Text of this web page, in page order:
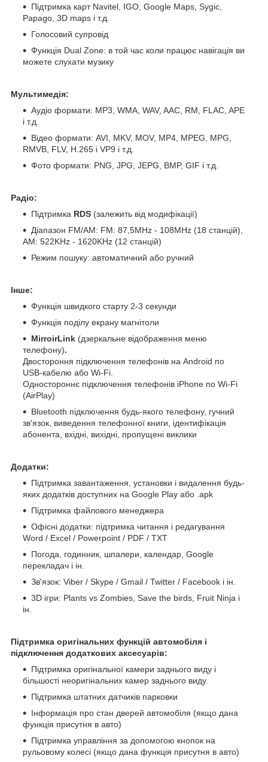
Підтримка карт Navitel, IGO, Google Maps, Sygic,
Papago, 3D maps і т.д.
Голосовий супровід
Функція Dual Zone: в той час коли працює навігація ви
можете слухати музику
Мультимедія:
Аудіо формати: MP3, WMA, WAV, AAC, RM, FLAC, APE
і т.д.
Відео формати: AVI, MKV, MOV, MP4, MPEG, MPG,
RMVB, FLV, H.265 і VP9 і т.д.
Фото формати: PNG, JPG, JEPG, BMP, GIF і т.д.
Радіо:
Підтримка RDS (залежить від модифікації)
Діапазон FM/AM: FM: 87,5MHz - 108MHz (18 станцій),
АМ: 522KHz - 1620KHz (12 станцій)
Режим пошуку: автоматичний або ручний
Інше:
Функція швидкого старту 2-3 секунди
Функція поділу екрану магнітоли
MirroirLink (дзеркальне відображення меню
телефону).
Двостороння підключення телефонів на Android по
USB-кабелю або Wi-Fi.
Одностороннє підключення телефонів iPhone по Wi-Fi
(AirPlay)
Bluetooth підключення будь-якого телефону, гучний
зв'язок, виведення телефонної книги, ідентифікація
абонента, вхідні, вихідні, пропущені виклики
Додатки:
Підтримка завантаження, установки і видалення будь-
яких додатків доступних на Google Play або .apk
Підтримка файлового менеджера
Офісні додатки: підтримка читання і редагування
Word / Excel / Powerpoint / PDF / TXT
Погода, годинник, шпалери, календар, Google
перекладач і ін.
Зв'язок: Viber / Skype / Gmail / Twitter / Facebook і ін.
3D ігри: Plants vs Zombies, Save the birds, Fruit Ninja і
ін.
Підтримка оригінальних функцій автомобіля і
підключення додаткових аксесуарів:
Підтримка оригінальної камери заднього виду і
більшості неоригінальних камер заднього виду.
Підтримка штатних датчиків парковки
Інформація про стан дверей автомобіля (якщо дана
функція присутня в авто)
Підтримка управління за допомогою кнопок на
рульовому колесі (якщо дана функція присутня в авто)